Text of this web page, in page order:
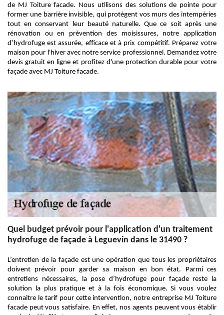
de MJ Toiture facade. Nous utilisons des solutions de pointe pour
former une barrière invisible, qui protègent vos murs des intempéries
tout en conservant leur beauté naturelle. Que ce soit après une
rénovation ou en prévention des moisissures, notre application
d’hydrofuge est assurée, efficace et à prix compétitif. Préparez votre
maison pour l'hiver avec notre service professionnel. Demandez votre
devis gratuit en ligne et profitez d'une protection durable pour votre
façade avec MJ Toiture facade.
Quel budget prévoir pour l'application d'un traitement
hydrofuge de façade à Leguevin dans le 31490 ?
L’entretien de la façade est une opération que tous les propriétaires
doivent prévoir pour garder sa maison en bon état. Parmi ces
entretiens nécessaires, la pose d’hydrofuge pour façade reste la
solution la plus pratique et à la fois économique. Si vous voulez
connaitre le tarif pour cette intervention, notre entreprise MJ Toiture
facade peut vous satisfaire. En effet, nos agents peuvent vous établir